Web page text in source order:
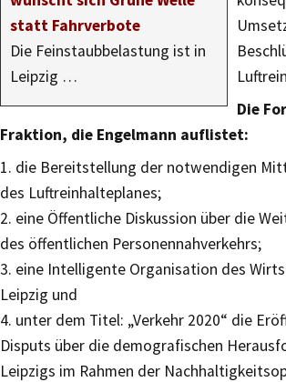
statt Fahrverbote
Die Feinstaubbelastung ist in
Leipzig …
Die
Fraktion, die Engelmann auflistet:
1. die Bereitstellung der notwendigen
des Luftreinhalteplanes;
2. eine Öffentliche Diskussion über die
des öffentlichen Personennahverkehrs;
3. eine Intelligente Organisation des
Leipzig und
4. unter dem Titel: „Verkehr 2020“ die
Disputs über die demografischen
Leipzigs im Rahmen der